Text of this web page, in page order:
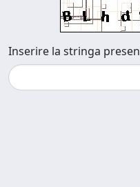
Inserire la stringa